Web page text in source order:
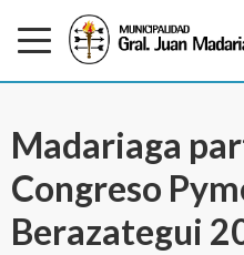
Madariaga
Congreso
Berazategui